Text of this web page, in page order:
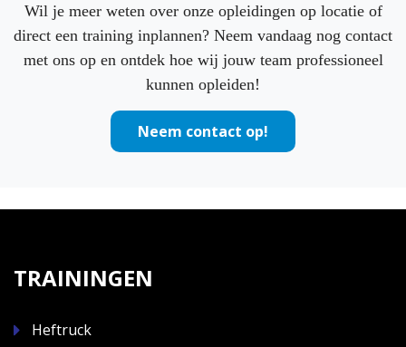
Wil je meer weten over onze opleidingen op locatie of
direct een training inplannen? Neem vandaag nog contact
met ons op en ontdek hoe wij jouw team professioneel
kunnen opleiden!
Neem contact op!
TRAININGEN
Heftruck